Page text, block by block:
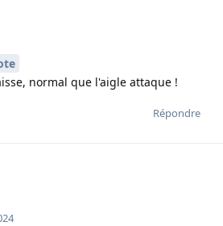
normal que l'aigle attaque !
Répondre